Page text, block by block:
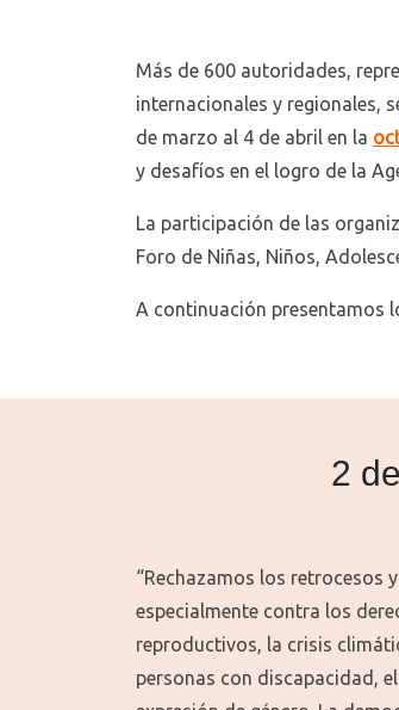
Más de 600 autoridades,
internacionales y regionales,
de marzo al 4 de abril en la
y desafíos en el logro de la
La participación de las
Foro de Niñas, Niños,
A continuación presentamos
2
“Rechazamos los retrocesos
especialmente contra los
reproductivos, la crisis
personas con discapacidad,